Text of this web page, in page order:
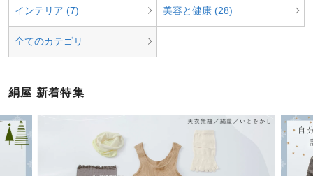
インテリア (7) 美容と健康 (28)
全てのカテゴリ
絹屋 新着特集